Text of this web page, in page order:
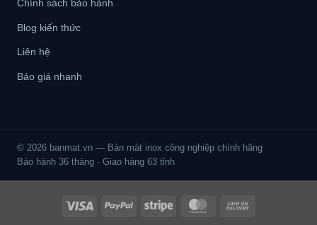
Chính sách bảo hành
Blog kiến thức
Liên hệ
Báo giá nhanh
© 2026 banmat.vn — Bàn mát inox công nghiệp chính hãng
Bảo hành 36 tháng · Giao hàng 63 tỉnh
Visa PayPal Stripe MasterCard